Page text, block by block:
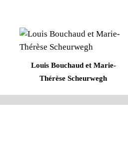
Louis Bouchaud et Marie-
Thérèse Scheurwegh